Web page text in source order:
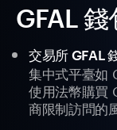
GFAL 錢
交易所 GFAL
集中式平臺如
使用法幣購買
商限制訪問的